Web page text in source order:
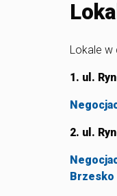
Lokale w
1. ul.
2. ul.
Brzesko